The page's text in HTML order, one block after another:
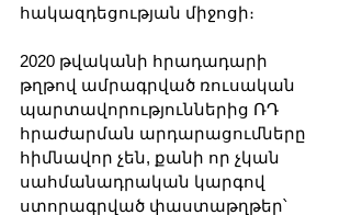
հակազդեցության միջոցի։
2020 թվականի հրադադարի
թղթով ամրագրված ռուսական
պարտավորություններից ՌԴ
հրաժարման արդարացումները
հիմնավոր չեն, քանի որ չկան
սահմանադրական կարգով
ստորագրված փաստաթղթեր՝